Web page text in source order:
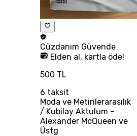
Cüzdanım Güvende
Elden al, kartla öde!
500 TL
6 taksit
Moda ve Metinlerarasılık
/ Kubilay Aktulum -
Alexander McQueen ve
Üstg